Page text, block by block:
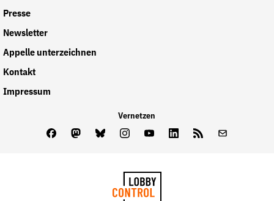
Presse
Newsletter
Appelle unterzeichnen
Kontakt
Impressum
Vernetzen
FacebookMastodon
BlueskyInstagram
YoutubeLinkedInFeed